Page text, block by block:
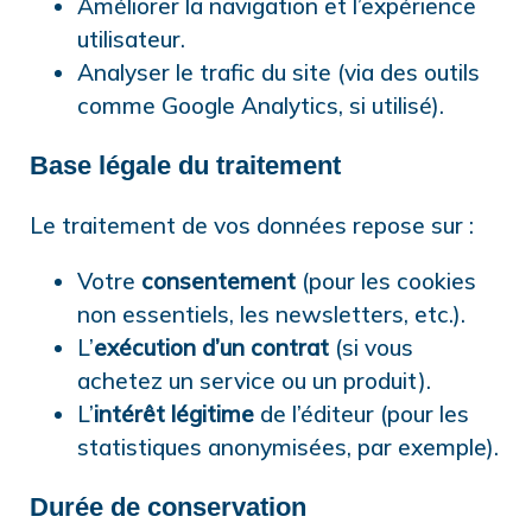
Améliorer la navigation et l’expérience
utilisateur.
Analyser le trafic du site (via des outils
comme Google Analytics, si utilisé).
Base légale du traitement
Le traitement de vos données repose sur :
Votre consentement (pour les cookies
non essentiels, les newsletters, etc.).
L’exécution d’un contrat (si vous
achetez un service ou un produit).
L’intérêt légitime de l’éditeur (pour les
statistiques anonymisées, par exemple).
Durée de conservation